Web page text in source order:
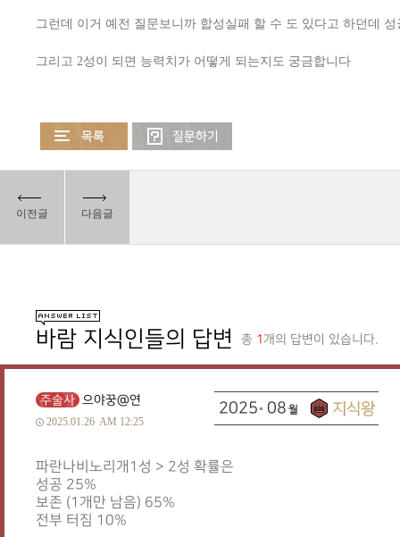
그런데 이거 예전 질문보니까 합성실패 할 수 도 있다고 하던데
그리고 2성이 되면 능력치가 어떻게 되는지도 궁금합니다
이전글 다음글
바람 지식인들의 답변 총 1 개의 답변이 있습니다.
주술사 으야꿍@연
2025.01.26 AM 12:25
파란나비노리개1성 > 2성 확률은
성공 25%
보존 (1개만 남음) 65%
전부 터짐 10%
2025 08